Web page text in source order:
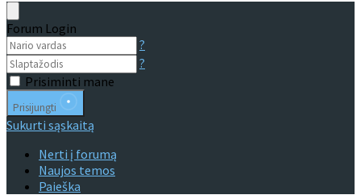
Forum Login
?
?
Prisiminti mane
Prisijungti
Sukurti sąskaitą
Nerti į forumą
Naujos temos
Paieška